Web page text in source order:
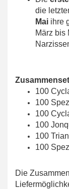
die
Mai ihre
März bis
100
100
100
100
100
100
Die